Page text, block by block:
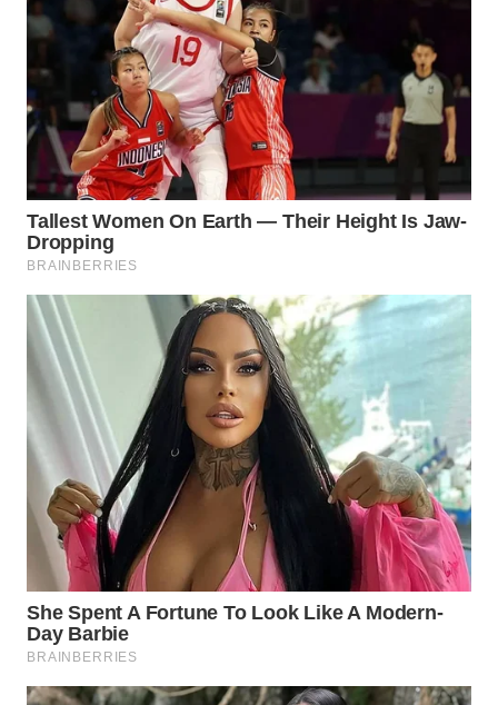
TOBA
WN
WN
LANGKAT
WN
TAPANULI
WN
TANJUNG
LESUNG
WN
SIMALUNGUN
WN
LABUHANBATU
WN